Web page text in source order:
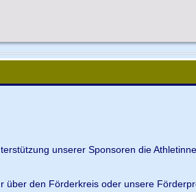
unserer Sponsoren die
den Förderkreis oder unsere